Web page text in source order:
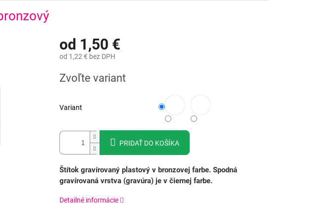
od 1,50 €
od 1,22 € bez DPH
cena:
Zvoľte variant
Variant
PRIDAŤ DO KOŠÍKA
Štítok gravírovaný plastový v bronzovej farbe. Spodná
gravírovaná vrstva (gravúra) je v čiernej farbe.
Detailné informácie